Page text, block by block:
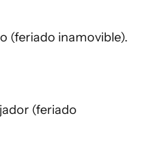
(feriado inamovible).
(feriado